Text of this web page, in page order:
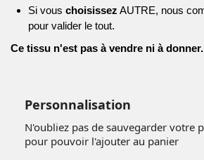
Si vous choisissez AUTRE, nous
pour valider le tout.
Ce tissu n'est pas à vendre ni à donner.
Personnalisation
N'oubliez pas de sauvegarder votre
pour pouvoir l'ajouter au panier